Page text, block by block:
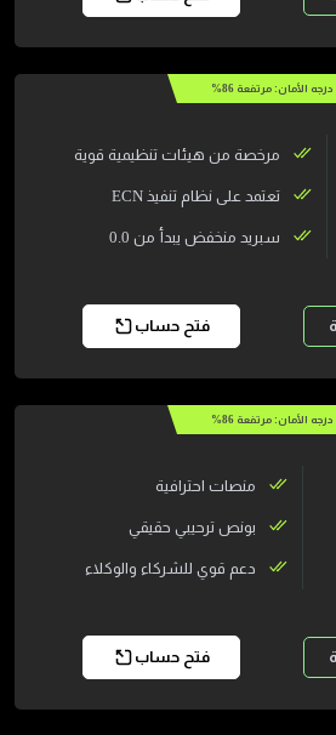
درجه الأمان: مرتفعة86
%
مرخصة من هيئات تنظيمية قوية
تعتمد على نظام تنفيذ ECN
سبريد منخفض يبدأ من 0.0
فتح حساب
درجه الأمان: مرتفعة86
%
منصات احترافية
بونص ترحيبي حقيقي
دعم قوي للشركاء والوكلاء
فتح حساب